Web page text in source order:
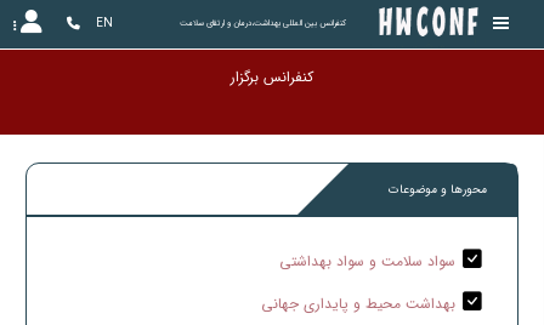
کنفرانس بین المللی بهداشت،درمان و ارتقای سلامت EN
کنفرانس برگزار شده
محورها و موضوعات
سواد سلامت و سواد بهداشتی
بهداشت محیط و پایداری جهانی